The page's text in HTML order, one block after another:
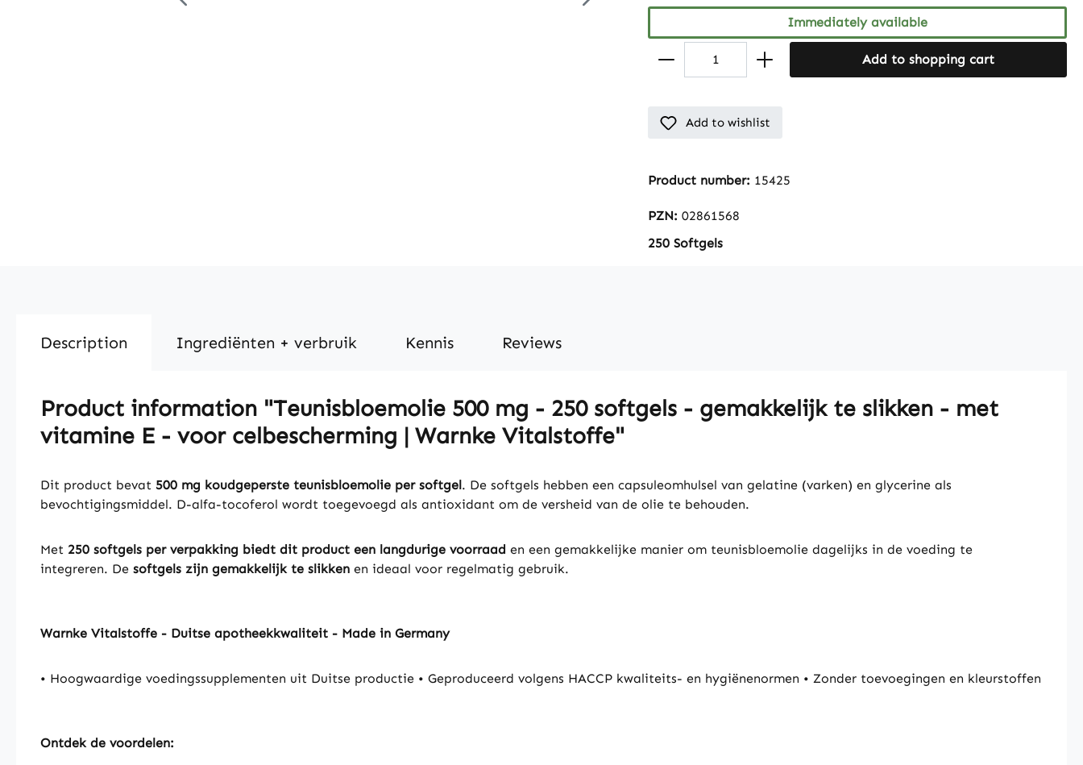
Immediately available
Add to shopping cart
Add to wishlist
Product number: 15425
PZN: 02861568
250 Softgels
Description Ingrediënten + verbruik Kennis Reviews
Product information "Teunisbloemolie 500 mg - 250 softgels - gemakkelijk te slikken - met
vitamine E - voor celbescherming | Warnke Vitalstoffe"
Dit product bevat 500 mg koudgeperste teunisbloemolie per softgel. De softgels hebben een capsuleomhulsel van gelatine (varken) en glycerine als
bevochtigingsmiddel. D-alfa-tocoferol wordt toegevoegd als antioxidant om de versheid van de olie te behouden.
Met 250 softgels per verpakking biedt dit product een langdurige voorraad en een gemakkelijke manier om teunisbloemolie dagelijks in de voeding te
integreren. De softgels zijn gemakkelijk te slikken en ideaal voor regelmatig gebruik.
Warnke Vitalstoffe - Duitse apotheekkwaliteit - Made in Germany
• Hoogwaardige voedingssupplementen uit Duitse productie • Geproduceerd volgens HACCP kwaliteits- en hygiënenormen • Zonder toevoegingen en kleurstoffen
Ontdek de voordelen: